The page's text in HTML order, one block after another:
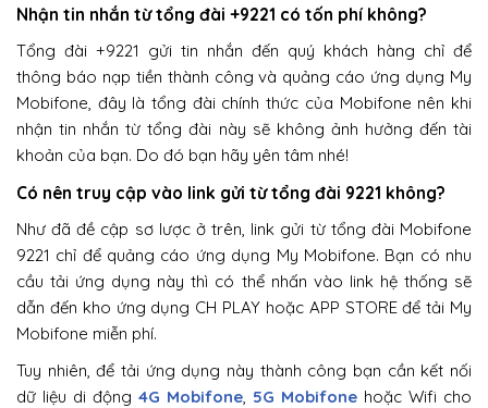
Nhận tin nhắn từ tổng đài +9221 có tốn phí không?
Tổng đài +9221 gửi tin nhắn đến quý khách hàng chỉ để
thông báo nạp tiền thành công và quảng cáo ứng dụng My
Mobifone, đây là tổng đài chính thức của Mobifone nên khi
nhận tin nhắn từ tổng đài này sẽ không ảnh hưởng đến tài
khoản của bạn. Do đó bạn hãy yên tâm nhé!
Có nên truy cập vào link gửi từ tổng đài 9221 không?
Như đã đề cập sơ lược ở trên, link gửi từ tổng đài Mobifone
9221 chỉ để quảng cáo ứng dụng My Mobifone. Bạn có nhu
cầu tải ứng dụng này thì có thể nhấn vào link hệ thống sẽ
dẫn đến kho ứng dụng CH PLAY hoặc APP STORE để tải My
Mobifone miễn phí.
Tuy nhiên, để tải ứng dụng này thành công bạn cần kết nối
dữ liệu di động 4G Mobifone 5G Mobifone hoặc Wifi cho